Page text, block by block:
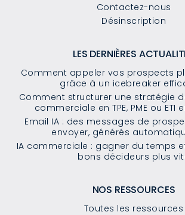
Contactez-nous
Désinscription
LES DERNIÈRES
Comment appeler vos prospects
grâce à un icebreaker
Comment structurer une stratégie
commerciale en TPE, PME ou ETI
Email IA : des messages de
envoyer, générés
IA commerciale : gagner du temps
bons décideurs plus
NOS RESSOURCES
Toutes les ressources